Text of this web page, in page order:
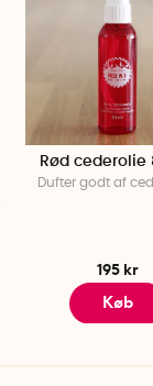
Rød cederolie
Dufter godt af
195 kr
Køb